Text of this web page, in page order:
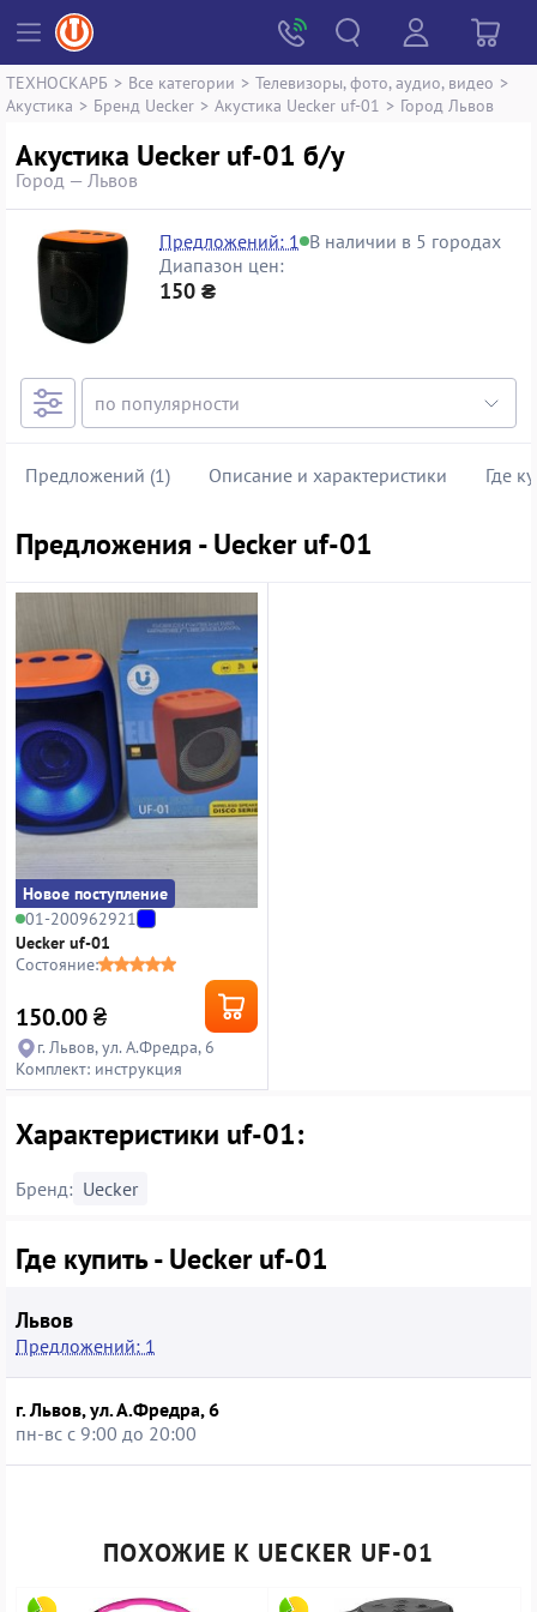
ТЕХНОСКАРБ > Все категории > Телевизоры, фото, аудио, видео >
Акустика > Бренд Uecker > Акустика Uecker uf-01 > Город Львов
Акустика Uecker uf-01 б/у
Город — Львов
Предложений: 1 В наличии в 5 городах
Диапазон цен:
150 ₴
Предложений (1) Описание и характеристики Где
Предложения - Uecker uf-01
Новое поступление
01-200962921
Uecker uf-01
Состояние:
150.00₴
г. Львов, ул. А.Фредра, 6
Комплект: инструкция
Характеристики uf-01:
Бренд: Uecker
Где купить - Uecker uf-01
Львов
Предложений: 1
г. Львов, ул. А.Фредра, 6
пн-вс с 9:00 до 20:00
ПОХОЖИЕ К UECKER UF-01